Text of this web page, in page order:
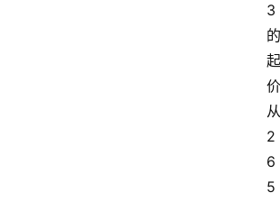
3
的
起
价
从
2
6
5